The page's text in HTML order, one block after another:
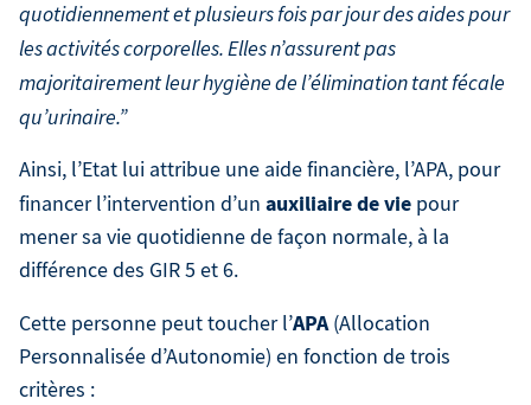
quotidiennement et plusieurs fois par jour des aides pour
les activités corporelles. Elles n’assurent pas
majoritairement leur hygiène de l’élimination tant fécale
qu’urinaire.”
Ainsi, l’Etat lui attribue une aide financière, l’APA, pour
financer l’intervention d’un auxiliaire de vie pour
mener sa vie quotidienne de façon normale, à la
différence des GIR 5 et 6.
Cette personne peut toucher l’APA(Allocation
Personnalisée d’Autonomie) en fonction de trois
critères :